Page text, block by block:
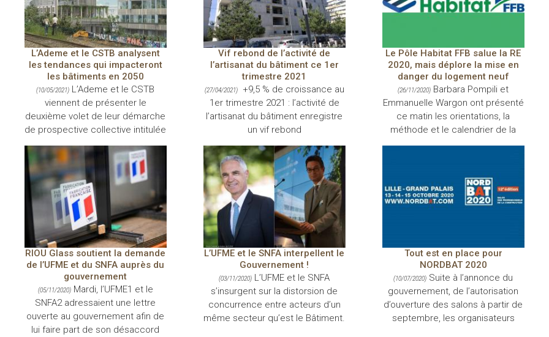
L’Ademe et le CSTB analysent
les tendances qui impacteront
les bâtiments en 2050
(10/05/2021) L’Ademe et le CSTB
viennent de présenter le
deuxième volet de leur démarche
de prospective collective intitulée
Vif rebond de l’activité de
l’artisanat du bâtiment ce 1er
trimestre 2021
(27/04/2021)+9,5 % de croissance au
1er trimestre 2021 : l’activité de
l’artisanat du bâtiment enregistre
un vif rebond
Le Pôle Habitat FFB salue la RE
2020, mais déplore la mise en
danger du logement neuf
(26/11/2020) Barbara Pompili et
Emmanuelle Wargon ont présenté
ce matin les orientations, la
méthode et le calendrier de la
RIOU Glass soutient la demande
de l’UFME et du SNFA auprès du
gouvernement
(05/11/2020)Mardi, l’UFME1 et le
SNFA2 adressaient une lettre
ouverte au gouvernement afin de
lui faire part de son désaccord
L’UFME et le SNFA interpellent le
Gouvernement !
(03/11/2020) L’UFME et le SNFA
s’insurgent sur la distorsion de
concurrence entre acteurs d’un
même secteur qu’est le Bâtiment.
Tout est en place pour
NORDBAT 2020
(10/07/2020) Suite à l’annonce du
gouvernement, de l’autorisation
d’ouverture des salons à partir de
septembre, les organisateurs